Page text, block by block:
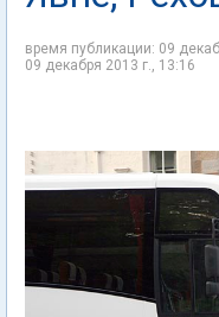
время публикации: 09
09 декабря 2013 г., 13:16